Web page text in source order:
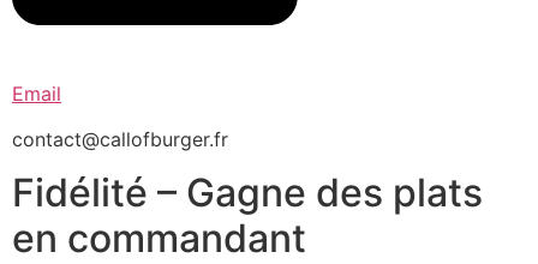
Email
contact@callofburger.fr
Fidélité – Gagne des plats
en commandant